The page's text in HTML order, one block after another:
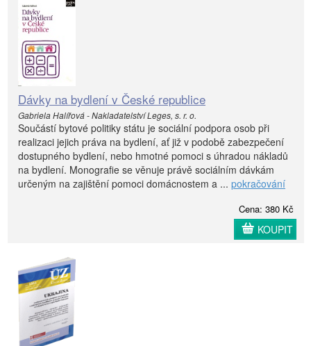
Dávky na bydlení v České republice
Gabriela Halířová - Nakladatelství Leges, s. r. o.
Součástí bytové politiky státu je sociální podpora osob při
realizaci jejich práva na bydlení, ať již v podobě zabezpečení
dostupného bydlení, nebo hmotné pomoci s úhradou nákladů
na bydlení. Monografie se věnuje právě sociálním dávkám
určeným na zajištění pomoci domácnostem a ... pokračování
Cena: 380 Kč
KOUPIT